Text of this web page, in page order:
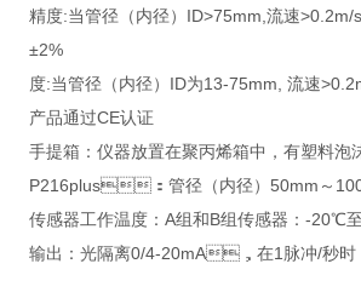
精度:当管径（内径）ID>75mm,流速>0.2m/
±2%
度:当管径（内径）ID为13-75mm, 流速
产品通过CE认证
手提箱：仪器放置在聚丙烯箱中，有塑料
P216plus：管径（内径）50mm～
传感器工作温度：A组和B组传感器：-
输出：光隔离0/4-20mA，在1脉冲/秒时